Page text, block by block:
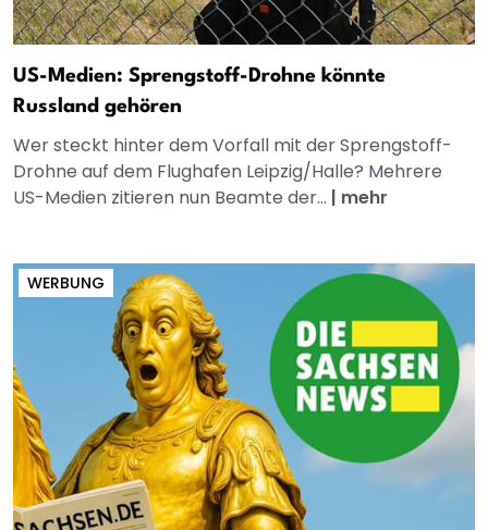
US-Medien: Sprengstoff-Drohne könnte
Russland gehören
Wer steckt hinter dem Vorfall mit der Sprengstoff-
Drohne auf dem Flughafen Leipzig/Halle? Mehrere
US-Medien zitieren nun Beamte der... | mehr
WERBUNG